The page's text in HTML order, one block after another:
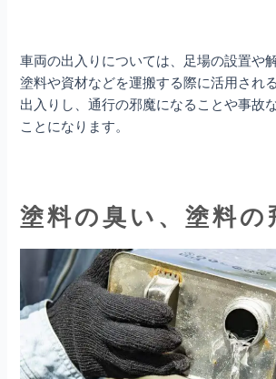
車両の出入りについては、足場の設置や
塗料や資材などを運搬する際に活用され
出入りし、通行の邪魔になることや事故
ことになります。
塗料の臭い、塗料の